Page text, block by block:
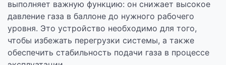
выполняет важную функцию: он снижает высокое
давление газа в баллоне до нужного рабочего
уровня. Это устройство необходимо для того,
чтобы избежать перегрузки системы, а также
обеспечить стабильность подачи газа в процессе